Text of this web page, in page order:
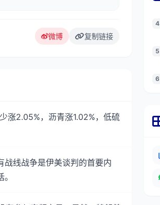
微博 复制链接
涨2.05%，沥青涨1.02%，低硫
战线战争是伊美谈判的首要内
4
5
6